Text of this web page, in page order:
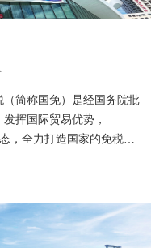
谁
么
了什么
（简称国免）是经国务院批
挥国际贸易优势，
，全力打造国家的免税、
在全球拥有超40家免税门
可“买全球”。